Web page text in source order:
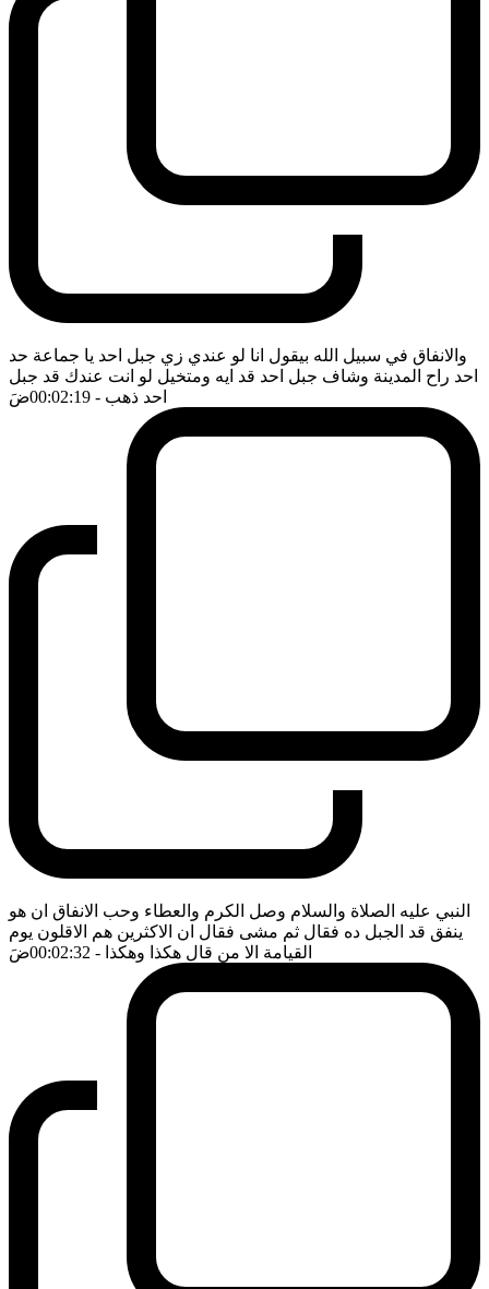
والانفاق في سبيل الله بيقول انا لو عندي زي جبل احد يا جماعة حد
احد راح المدينة وشاف جبل احد قد ايه ومتخيل لو انت عندك قد جبل
احد ذهب - 00:02:19 ضَ
النبي عليه الصلاة والسلام وصل الكرم والعطاء وحب الانفاق ان هو
ينفق قد الجبل ده فقال ثم مشى فقال ان الاكثرين هم الاقلون يوم
القيامة الا من قال هكذا وهكذا - 00:02:32 ضَ